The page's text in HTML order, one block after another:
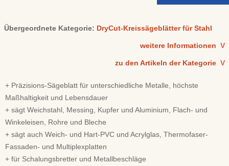
Übergeordnete Kategorie: DryCut-Kreissägeblätter für Stahl
weitere Informationen V
zu den Artikeln der Kategorie V
+ Präzisions-Sägeblatt für unterschiedliche Metalle, höchste
Maßhaltigkeit und Lebensdauer
+ sägt Weichstahl, Messing, Kupfer und Aluminium, Flach- und
Winkeleisen, Rohre und Bleche
+ sägt auch Weich- und Hart-PVC und Acrylglas, Thermofaser-
Fassaden- und Multiplexplatten
+ für Schalungsbretter und Metallbeschläge